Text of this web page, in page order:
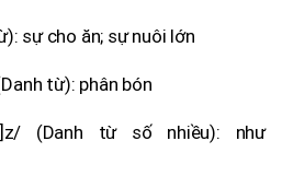
sự cho ăn; sự nuôi lớn
từ): phân bón
(Danh từ số nhiều): như